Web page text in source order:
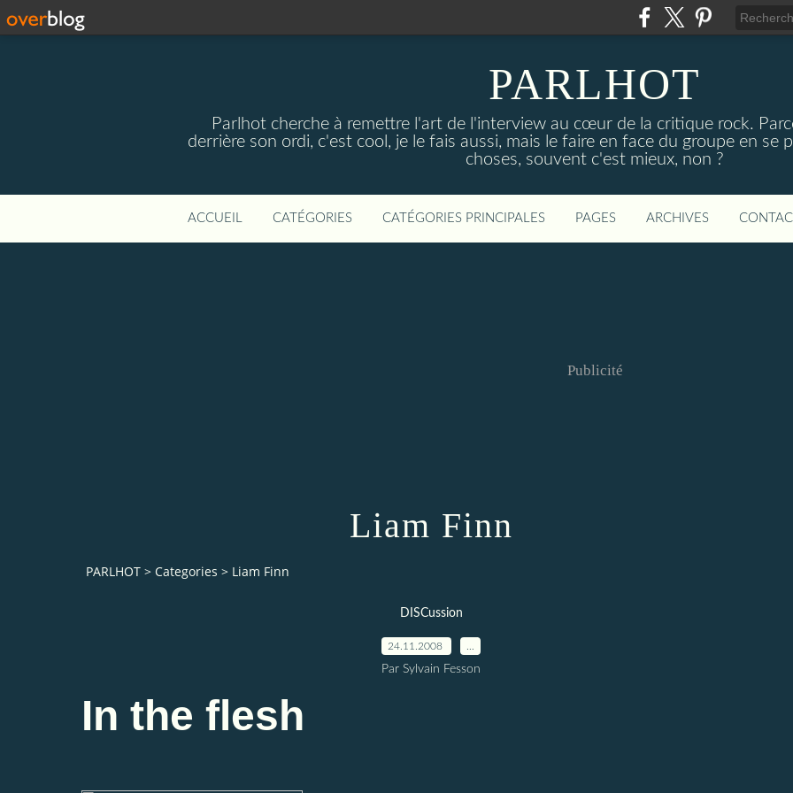
PARLHOT
Parlhot cherche à remettre l'art de l'interview au cœur de la critique rock.
derrière son ordi, c'est cool, je le fais aussi, mais le faire en face du groupe en se
choses, souvent c'est mieux, non ?
ACCUEIL CATÉGORIES CATÉGORIES PRINCIPALES PAGES ARCHIVES
Publicité
Liam Finn
PARLHOT > Categories > Liam Finn
DISCussion
24.11.2008
Par Sylvain Fesson
In the flesh